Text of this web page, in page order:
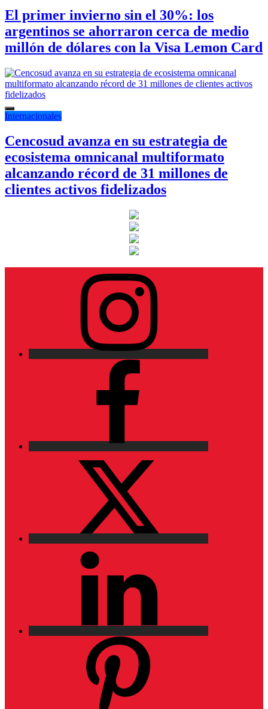
El primer invierno sin el 30%: los
argentinos se ahorraron cerca de medio
millón de dólares con la Visa Lemon Card
Internacionales
Cencosud avanza en su estrategia de
ecosistema omnicanal multiformato
alcanzando récord de 31 millones de
clientes activos fidelizados